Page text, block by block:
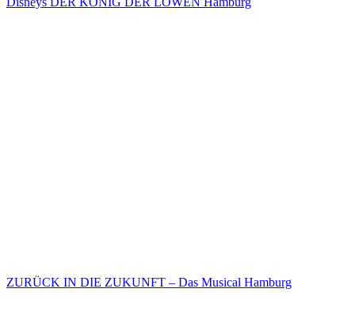
ZURÜCK IN DIE ZUKUNFT – Das Musical Hamburg